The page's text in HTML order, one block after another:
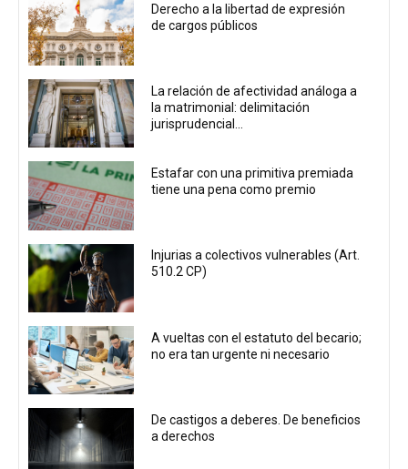
Derecho a la libertad de expresión
de cargos públicos
La relación de afectividad análoga a
la matrimonial: delimitación
jurisprudencial...
Estafar con una primitiva premiada
tiene una pena como premio
Injurias a colectivos vulnerables (Art.
510.2 CP)
A vueltas con el estatuto del becario;
no era tan urgente ni necesario
De castigos a deberes. De beneficios
a derechos